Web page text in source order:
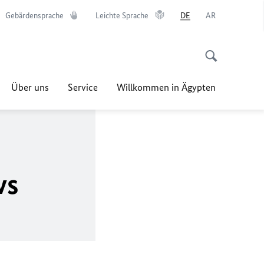
Gebärdensprache Leichte Sprache DE AR
Über uns Service Willkommen in Ägypten